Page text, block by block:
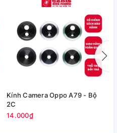
Kính Camera Oppo A79 - Bộ
2C
14.000₫